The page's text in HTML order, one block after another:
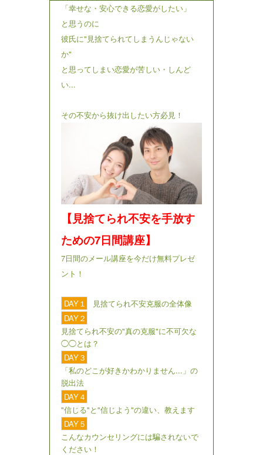
「幸せな・安心できる恋愛がしたい」
と思うのに
彼氏に"見捨てられてしまうんじゃない
か"
と思ってしまい恋愛が苦しい・しんど
い...
その不安から抜け出したい方必見！
【見捨てられ不安を手放す
ための7日間講座】
7日間のメール講座を今だけ無料プレゼ
ント！
DAY１
見捨てられ不安克服の全体像
DAY２
見捨てられ不安の"真の克服"に不可欠な
◯◯とは？
DAY３
「私のどこが好きかわかりません...」の
脱出法
DAY４
"信じる"と"信じよう"の違い、教えます
DAY５
こんなカウンセリングには騙されないで
ください！